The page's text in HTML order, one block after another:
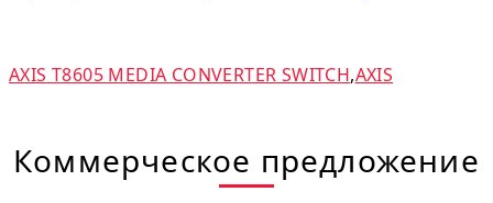
AXIS T8605 MEDIA CONVERTER SWITCH,AXIS
Коммерческое предложение